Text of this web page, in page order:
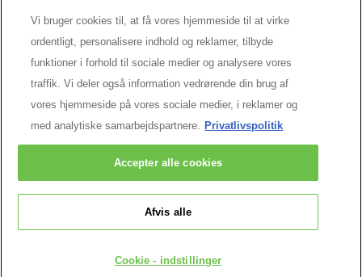
LAD OS HOLDE KONTAKTEN
© VICHY INC. 2026. ALLE RETTIGHEDER
Vi bruger cookies til, at få vores hjemmeside til at virke
ordentligt, personalisere indhold og reklamer, tilbyde
funktioner i forhold til sociale medier og analysere vores
traffik. Vi deler også information vedrørende din brug af
vores hjemmeside på vores sociale medier, i reklamer og
med analytiske samarbejdspartnere. Privatlivspolitik
Cookie - indstillinger
Afvis alle
Accepter alle cookies